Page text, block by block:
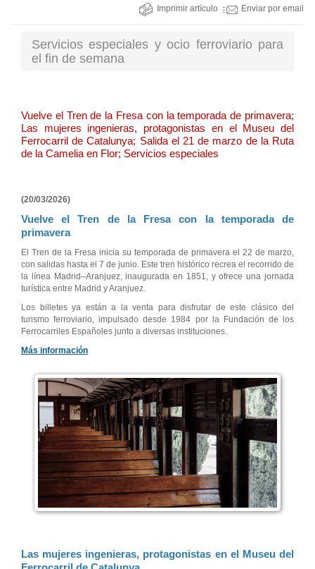
Imprimir artículo Enviar por email
Servicios especiales y ocio ferroviario para
el fin de semana
Vuelve el Tren de la Fresa con la temporada de primavera;
Las mujeres ingenieras, protagonistas en el Museu del
Ferrocarril de Catalunya; Salida el 21 de marzo de la Ruta
de la Camelia en Flor; Servicios especiales
(20/03/2026)
Vuelve el Tren de la Fresa con la temporada de
primavera
El Tren de la Fresa inicia su temporada de primavera el 22 de marzo,
con salidas hasta el 7 de junio. Este tren histórico recrea el recorrido de
la línea Madrid–Aranjuez, inaugurada en 1851, y ofrece una jornada
turística entre Madrid y Aranjuez.
Los billetes ya están a la venta para disfrutar de este clásico del
turismo ferroviario, impulsado desde 1984 por la Fundación de los
Ferrocarriles Españoles junto a diversas instituciones.
Más información
Las mujeres ingenieras, protagonistas en el Museu del